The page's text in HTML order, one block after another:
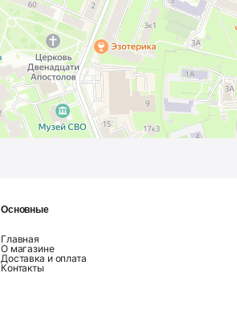
Основные
Главная
О магазине
Доставка и оплата
Контакты